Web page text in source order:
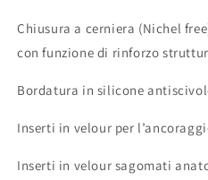
Chiusura a cerniera (Nichel
con funzione di rinforzo
Bordatura in silicone
Inserti in velour per
Inserti in velour sagomati